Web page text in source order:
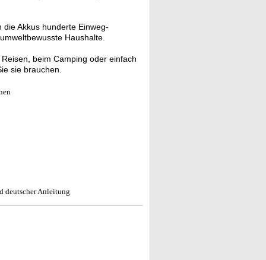
Akkus hunderte Einweg-
Haushalte.
beim Camping oder einfach
sie brauchen.
deutscher Anleitung